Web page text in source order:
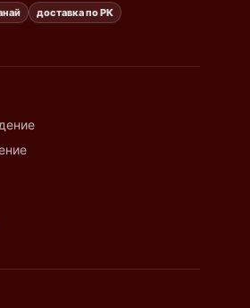
доставка по РК